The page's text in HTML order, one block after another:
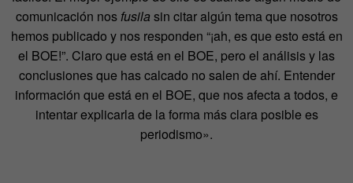
comunicación nosfusila sin citar algún tema que nosotros
hemos publicado y nos responden “¡ah, es que esto está en
el BOE!”. Claro que está en el BOE, pero el análisis y las
conclusiones que has calcado no salen de ahí. Entender
información que está en el BOE, que nos afecta a todos, e
intentar explicarla de la forma más clara posible es
periodismo».